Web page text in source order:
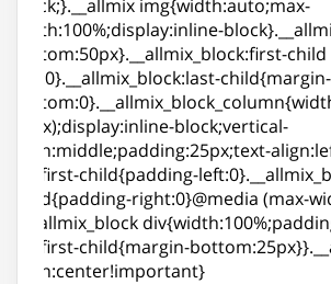
block;}.__allmix img{width:auto;max-
width:100%;display:inline-
bottom:50px}.__allmix_block:first-
top:0}.__allmix_block:last-child{margin-
25px);display:inline-block;vertical-
align:middle;padding:25px;text-
div:first-child{padding-
child{padding-right:0}@media (max-
{.__allmix_block
div:first-child{margin-
align:center!important}